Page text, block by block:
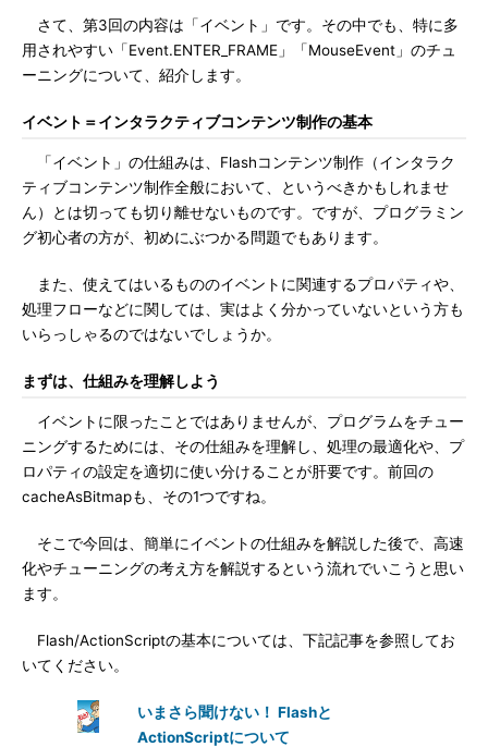
さて、第3回の内容は「イベント」です。その中でも、特に多
用されやすい「Event.ENTER_FRAME」「MouseEvent」のチュ
ーニングについて、紹介します。
イベント＝インタラクティブコンテンツ制作の基本
「イベント」の仕組みは、Flashコンテンツ制作（インタラク
ティブコンテンツ制作全般において、というべきかもしれませ
ん）とは切っても切り離せないものです。ですが、プログラミン
グ初心者の方が、初めにぶつかる問題でもあります。
また、使えてはいるもののイベントに関連するプロパティや、
処理フローなどに関しては、実はよく分かっていないという方も
いらっしゃるのではないでしょうか。
まずは、仕組みを理解しよう
イベントに限ったことではありませんが、プログラムをチュー
ニングするためには、その仕組みを理解し、処理の最適化や、プ
ロパティの設定を適切に使い分けることが肝要です。前回の
cacheAsBitmapも、その1つですね。
そこで今回は、簡単にイベントの仕組みを解説した後で、高速
化やチューニングの考え方を解説するという流れでいこうと思い
ます。
Flash/ActionScriptの基本については、下記記事を参照してお
いてください。
いまさら聞けない！ Flashと
ActionScriptについて